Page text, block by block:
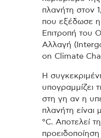
πλανήτη στον
που εξέδωσε η
Επιτροπή του
Αλλαγή
on Climate
Η
υπογραμμίζει
στη γη αν η
πλανήτη είναι
°C. Αποτελεί